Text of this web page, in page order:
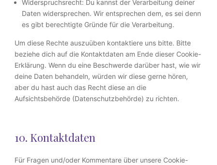
Widerspruchsrecht: Du kannst der Verarbeitung deiner
Daten widersprechen. Wir entsprechen dem, es sei denn
es gibt berechtigte Gründe für die Verarbeitung.
Um diese Rechte auszuüben kontaktiere uns bitte. Bitte
beziehe dich auf die Kontaktdaten am Ende dieser Cookie-
Erklärung. Wenn du eine Beschwerde darüber hast, wie wir
deine Daten behandeln, würden wir diese gerne hören,
aber du hast auch das Recht diese an die
Aufsichtsbehörde (Datenschutzbehörde) zu richten.
10. Kontaktdaten
Für Fragen und/oder Kommentare über unsere Cookie-